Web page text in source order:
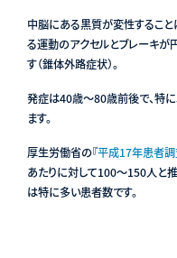
中脳にある黒質が変性すること
る運動のアクセルとブレーキが
す（錐体外路症状）。
発症は40歳〜80歳前後で、特
ます。
厚生労働省の『平成17年患者
あたりに対して100〜150人と
は特に多い患者数です。